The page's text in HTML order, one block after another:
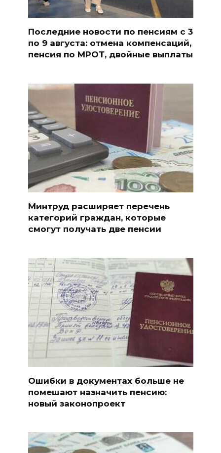
Последние новости по пенсиям с 3
по 9 августа: отмена компенсаций,
пенсия по МРОТ, двойные выплаты
Минтруд расширяет перечень
категорий граждан, которые
смогут получать две пенсии
Ошибки в документах больше не
помешают назначить пенсию:
новый законопроект